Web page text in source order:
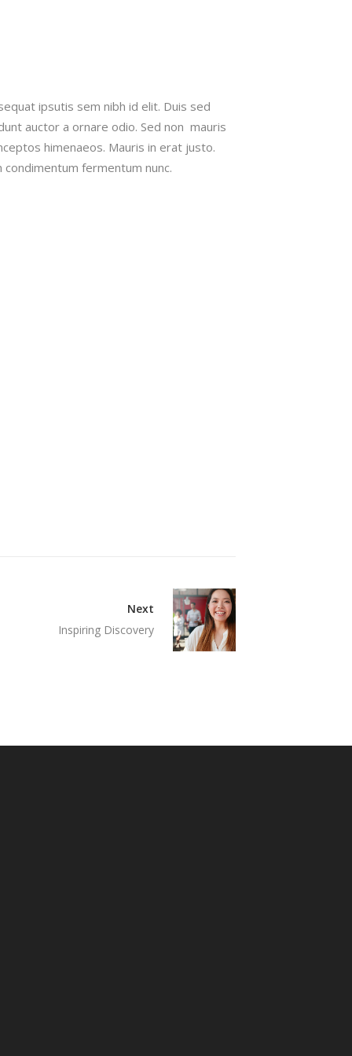
ipsutis sem nibh id elit. Duis sed
auctor a ornare odio. Sed non mauris
himenaeos. Mauris in erat justo.
fermentum nunc.
Next
Inspiring Discovery